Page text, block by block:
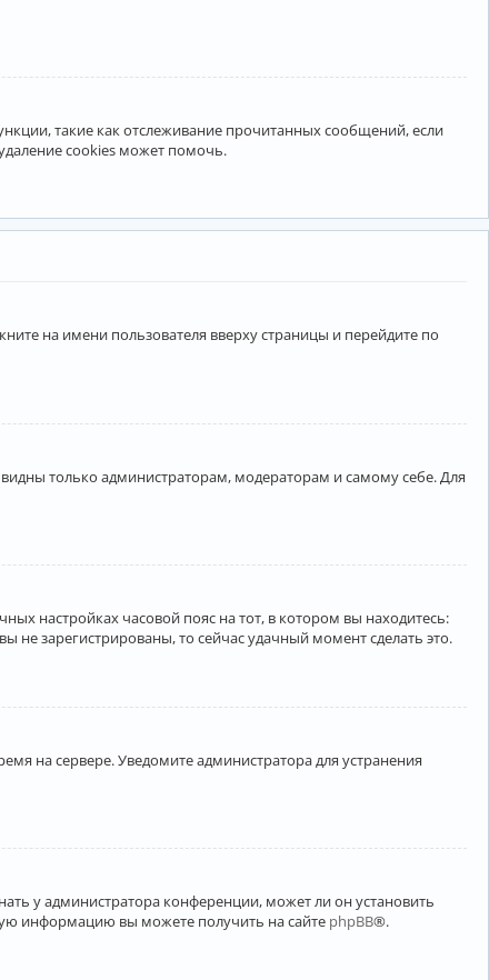
такие как отслеживание прочитанных сообщений, если
cookies может помочь.
на имени пользователя вверху страницы и перейдите по
только администраторам, модераторам и самому себе. Для
настройках часовой пояс на тот, в котором вы находитесь:
не зарегистрированы, то сейчас удачный момент сделать это.
на сервере. Уведомите администратора для устранения
у администратора конференции, может ли он установить
информацию вы можете получить на сайте phpBB®.